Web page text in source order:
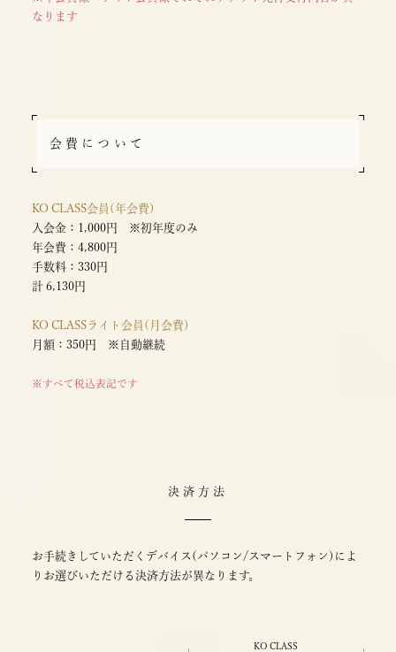
なります
会費について
KO CLASS会員(年会費)
入会金：1,000円 ※初年度のみ
年会費：4,800円
手数料：330円
計 6,130円
KO CLASSライト会員(月会費)
月額：350円 ※自動継続
※すべて税込表記です
決済方法
お手続きしていただくデバイス(パソコン/スマートフォン)によ
りお選びいただける決済方法が異なります。
KO CLASS